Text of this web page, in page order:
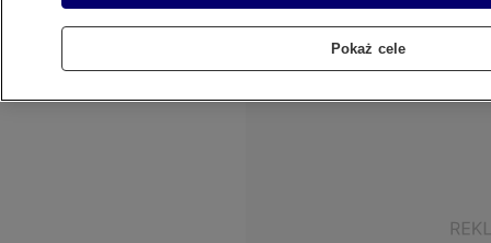
bezpieczne. W mediach społecznościowych 78-
latek zachęca do noszenia maseczek.
Pokaż cele